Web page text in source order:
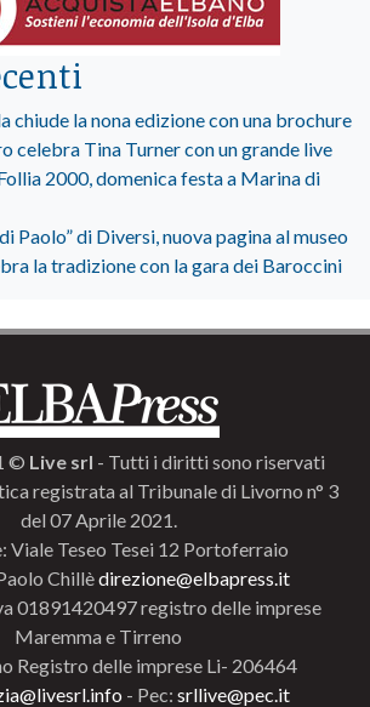
chiude la nona edizione con una brochure
celebra Tina Turner con un grande live
2000, domenica festa a Marina di
Paolo” di Diversi, nuova pagina al museo
la tradizione con la gara dei Baroccini
© Live srl - Tutti i diritti sono riservati
registrata al Tribunale di Livorno n° 3
del 07 Aprile 2021.
Viale Teseo Tesei 12 Portoferraio
Chillèdirezione@elbapress.it
01891420497 registro delle imprese
Maremma e Tirreno
Registro delle imprese Li- 206464
- Pec: srllive@pec.it